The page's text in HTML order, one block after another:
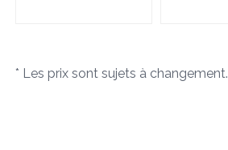
* Les prix sont sujets à changement.